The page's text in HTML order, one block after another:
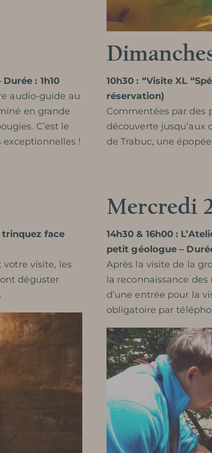
RÉSERVER
: 1h10
audio-guide au
en grande
C’est le
!
10h30 : “Visite XL
réservation)
Commentées par des
découverte jusqu’aux
de Trabuc, une
trinquez face
visite, les
déguster
Mercredi
14h30 & 16h00 :
petit géologue –
Après la visite de la
la reconnaissance
d’une entrée pour la
obligatoire par